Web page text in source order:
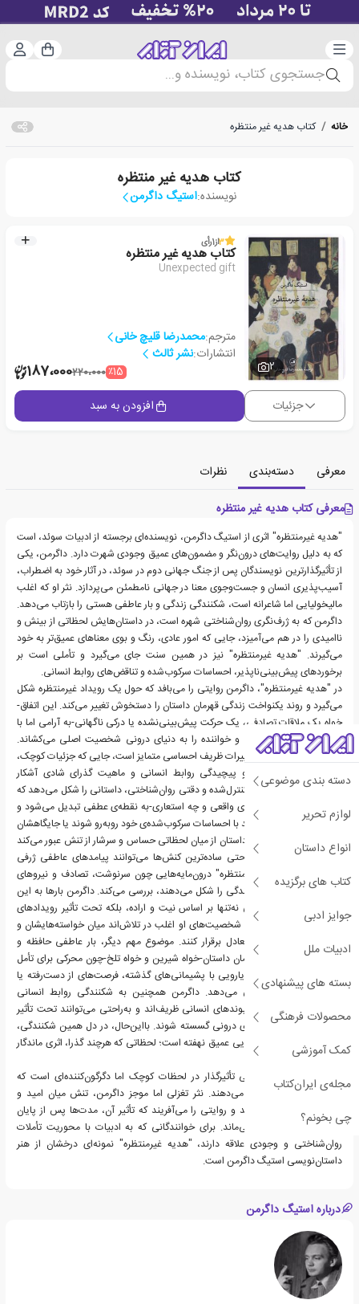
دسته‌بندی سبد
جستجوی کتاب، نویسنده و...
دسته بندی موضوعی
لوازم تحریر
انواع داستان
کتاب های برگزیده
جوایز ادبی
ادبیات ملل
بسته های پیشنهادی
محصولات فرهنگی
کمک آموزشی
مجله‌ی ایران‌کتاب
چی بخونم؟
خانه / کتاب هدیه غیر منتظره
کتاب هدیه غیر منتظره
نویسنده:استیگ داگرمن
2
3از1رأی
کتاب هدیه غیر منتظره
Unexpected gift
مترجم:محمدرضا قلیچ خانی
انتشارات:نشر ثالث
٪15220،000187،000
جزئیات افزودن به سبد
معرفی دسته‌بندی
نظرات
معرفی کتاب هدیه غیر منتظره
"هدیه غیرمنتظره" اثری از استیگ داگرمن، نویسنده‌ای برجسته از ادبیات سوئد، است
که به دلیل روایت‌های درون‌نگر و مضمون‌های عمیق وجودی شهرت دارد. داگرمن، یکی
از تأثیرگذارترین نویسندگان پس از جنگ جهانی دوم در سوئد، در آثار خود به اضطراب،
آسیب‌پذیری انسان و جست‌وجوی معنا در جهانی نامطمئن می‌پردازد. نثر او که اغلب
مالیخولیایی اما شاعرانه است، شکنندگی زندگی و بار عاطفی هستی را بازتاب می‌دهد.
داگرمن که به ژرف‌نگری روان‌شناختی شهره است، در داستان‌هایش لحظاتی از بینش و
ناامیدی را در هم می‌آمیزد، جایی که امور عادی، رنگ و بوی معناهای عمیق‌تر به خود
می‌گیرند. "هدیه غیرمنتظره" نیز در همین سنت جای می‌گیرد و تأملی است بر
برخوردهای پیش‌بینی‌ناپذیر، احساسات سرکوب‌شده و تناقض‌های روابط انسانی.
در "هدیه غیرمنتظره"، داگرمن روایتی را می‌بافد که حول یک رویداد غیرمنتظره شکل
می‌گیرد و روند یکنواخت زندگی قهرمان داستان را دستخوش تغییر می‌کند. این اتفاق-
خواه یک ملاقات تصادفی، یک حرکت پیش‌بینی‌نشده یا درکی ناگهانی-به آرامی اما با
شدتی خاص رخ می‌دهد و خواننده را به دنیای درونی شخصیت اصلی می‌کشاند.
سبک روایت داگرمن با تغییرات ظریف احساسی متمایز است، جایی که جزئیات کوچک،
معنایی عمیق می‌یابند و پیچیدگی روابط انسانی و ماهیت گذرای شادی آشکار
می‌شود. داگرمن با نثری کنترل‌شده و دقتی روان‌شناختی، داستانی را شکل می‌دهد که
در آن «هدیه»-چه به معنای واقعی و چه استعاری-به نقطه‌ی عطفی تبدیل می‌شود و
شخصیت‌ها را وادار می‌کند با احساسات سرکوب‌شده‌ی خود روبه‌رو شوند یا جایگاهشان
را در جهان از نو بسنجند. داستان از میان لحظاتی حساس و سرشار از تنش عبور می‌کند
تا نشان دهد که چگونه حتی ساده‌ترین کنش‌ها می‌توانند پیامدهای عاطفی ژرفی
داشته باشند. "هدیه غیرمنتظره" درون‌مایه‌هایی چون سرنوشت، تصادف و نیروهای
پیش‌بینی‌ناپذیری را که زندگی را شکل می‌دهند، بررسی می‌کند. داگرمن بارها به این
ایده بازمی‌گردد که زندگی نه‌تنها بر اساس نیت و اراده، بلکه تحت تأثیر رویدادهای
تصادفی نیز رقم می‌خورد. شخصیت‌های او اغلب در تلاش‌اند میان خواسته‌هایشان و
عدم‌قطعیت‌های زندگی تعادل برقرار کنند. موضوع مهم دیگر، بار عاطفی حافظه و
اشتیاق است. برخورد قهرمان داستان-خواه شیرین و خواه تلخ-چون محرکی برای تأمل
عمل می‌کند و او را به رویارویی با پشیمانی‌های گذشته، فرصت‌های از دست‌رفته یا
حقیقت‌های ناگفته سوق می‌دهد. داگرمن همچنین به شکنندگی روابط انسانی
می‌پردازد. در جهان او، پیوندهای انسانی ظریف‌اند و به‌راحتی می‌توانند تحت تأثیر
عوامل بیرونی یا تردیدهای درونی گسسته شوند. بااین‌حال، در دل همین شکنندگی،
امکان خلق لحظاتی از زیبایی عمیق نهفته است؛ لحظاتی که هرچند گذرا، اثری ماندگار
بر جای می‌گذارند.
"هدیه غیرمنتظره" کاوشی تأثیرگذار در لحظات کوچک اما دگرگون‌کننده‌ای است که
تجربه‌ی انسانی را شکل می‌دهند. نثر تغزلی اما موجز داگرمن، تنش میان امید و
ناامیدی را برجسته می‌کند و روایتی را می‌آفریند که تأثیر آن، مدت‌ها پس از پایان
داستان در ذهن باقی می‌ماند. برای خوانندگانی که به ادبیات با محوریت تأملات
روان‌شناختی و وجودی علاقه دارند، "هدیه غیرمنتظره" نمونه‌ای درخشان از هنر
داستان‌نویسی استیگ داگرمن است.
درباره استیگ داگرمن